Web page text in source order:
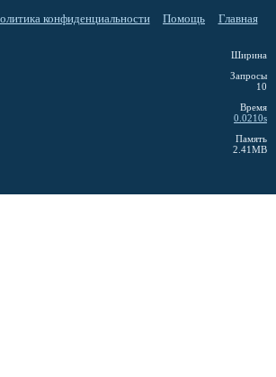
конфиденциальности Помощь Главная
Ширина
Запросы
10
Время
0.0210s
Память
2.41MB